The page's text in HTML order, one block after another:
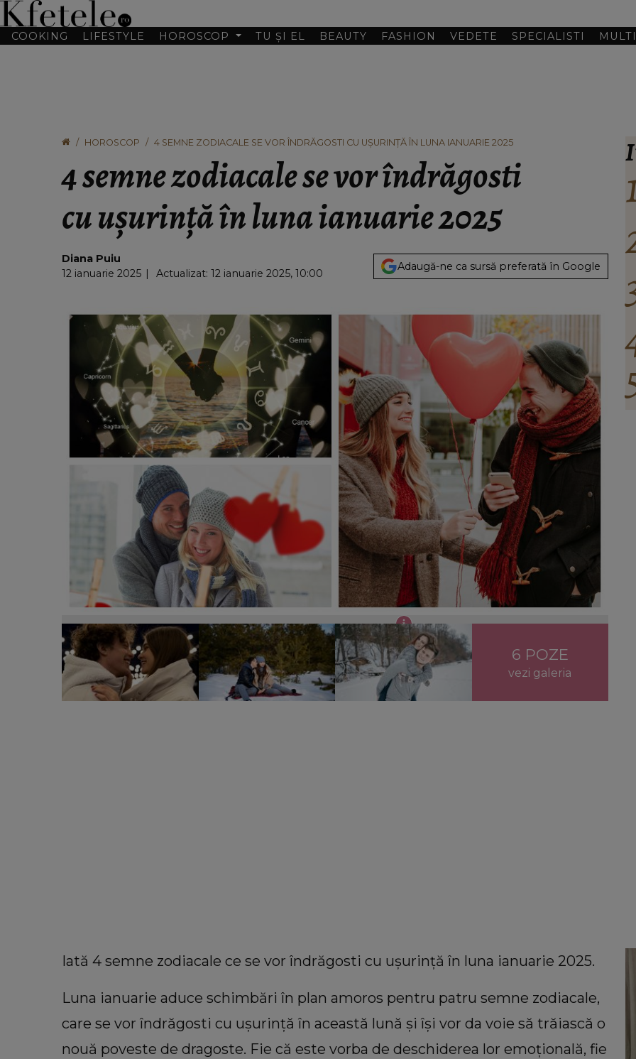
COOKING LIFESTYLE HOROSCOP TU ȘI EL BEAUTY FASHION VEDETE SPECIALISTI
HOROSCOP 4 SEMNE ZODIACALE SE VOR ÎNDRĂGOSTI CU UȘURINȚĂ ÎN LUNA IANUARIE 2025
4 semne zodiacale se vor îndrăgosti
cu ușurință în luna ianuarie 2025
Diana Puiu
12 ianuarie 2025
Actualizat: 12 ianuarie 2025, 10:00
Adaugă-ne ca sursă preferată în Google
4 semne zodiacale se vor îndrăgosti cu ușurință în luna ianuarie 2025
6 POZE
vezi galeria
Iată 4 semne zodiacale ce se vor îndrăgosti cu ușurință în luna ianuarie 2025.
Luna ianuarie aduce schimbări în plan amoros pentru patru semne zodiacale,
care se vor îndrăgosti cu ușurință în această lună și își vor da voie să trăiască o
nouă poveste de dragoste. Fie că este vorba de deschiderea lor emoțională, fie